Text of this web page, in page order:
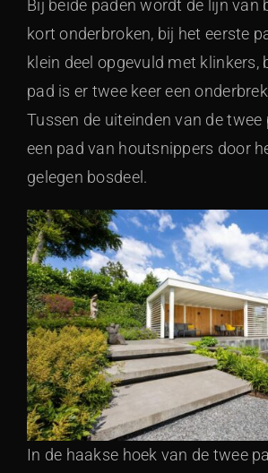
Bij beide paden wordt de lijn van
kort onderbroken, bij het eerste
klein deel opgevuld met klinkers,
pad is er twee keer een
Tussen de uiteinden van de twee
een pad van houtsnippers door
gelegen bosdeel.
In de haakse hoek van de twee